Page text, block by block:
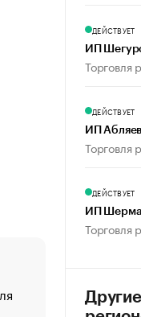
«От спорта
создавшей GTA
ДЕЙСТВУЕТ
ИП
Торговля
ДЕЙСТВУЕТ
ИП
Торговля
ДЕЙСТВУЕТ
ИП
Торговля